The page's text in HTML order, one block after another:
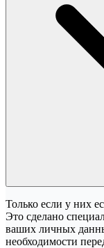
Только если у них
Это сделано
ваших личных
необходимости